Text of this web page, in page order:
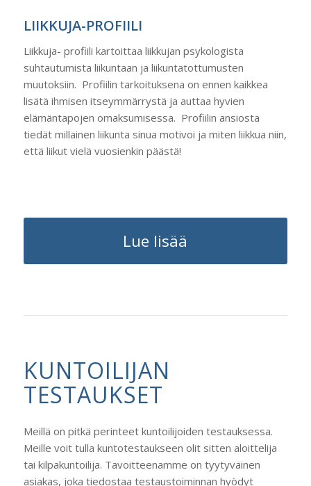
LIIKKUJA-PROFIILI
Liikkuja- profiili kartoittaa liikkujan psykologista
suhtautumista liikuntaan ja liikuntatottumusten
muutoksiin. Profiilin tarkoituksena on ennen kaikkea
lisätä ihmisen itseymmärrystä ja auttaa hyvien
elämäntapojen omaksumisessa. Profiilin ansiosta
tiedät millainen liikunta sinua motivoi ja miten liikkua niin,
että liikut vielä vuosienkin päästä!
Lue lisää
KUNTOILIJAN
TESTAUKSET
Meillä on pitkä perinteet kuntoilijoiden testauksessa.
Meille voit tulla kuntotestaukseen olit sitten aloittelija
tai kilpakuntoilija. Tavoitteenamme on tyytyväinen
asiakas, joka tiedostaa testaustoiminnan hyödyt